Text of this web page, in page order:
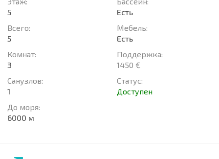
5
Всего:
5
Комнат:
3
Санузлов:
1
До моря:
6000 м
Есть
Мебель:
Есть
Поддержка:
1450 €
Статус:
Доступен